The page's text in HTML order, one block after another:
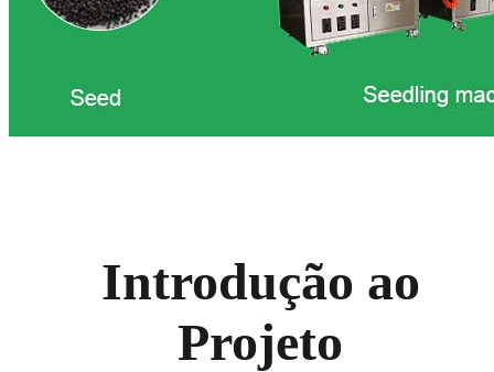
Introdução ao
Projeto